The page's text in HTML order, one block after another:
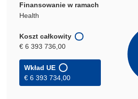
Finansowanie w ramach
Health
Koszt całkowity
€ 6 393 736,00
Wkład UE
€ 6 393 734,00